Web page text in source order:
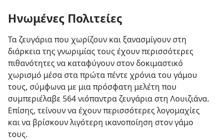
Ηνωμένες Πολιτείες
Τα ζευγάρια που χωρίζουν και ξανασμίγουν στη
διάρκεια της γνωριμίας τους έχουν περισσότερες
πιθανότητες να καταφύγουν στον δοκιμαστικό
χωρισμό μέσα στα πρώτα πέντε χρόνια του γάμου
τους, σύμφωνα με μια πρόσφατη μελέτη που
συμπεριέλαβε 564 νιόπαντρα ζευγάρια στη Λουιζιάνα.
Επίσης, τείνουν να έχουν περισσότερες λογομαχίες
και να βρίσκουν λιγότερη ικανοποίηση στον γάμο
τους.